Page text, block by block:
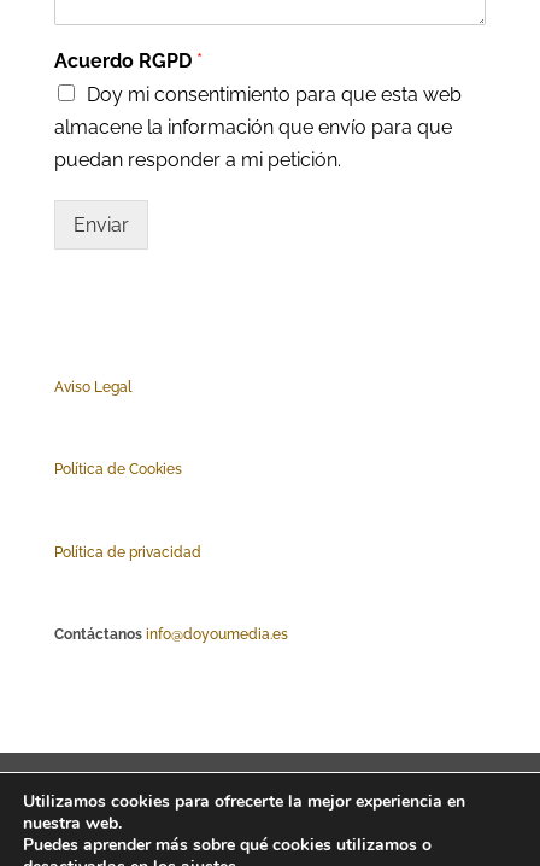
Acuerdo RGPD *
Doy mi consentimiento para que esta web
almacene la información que envío para que
puedan responder a mi petición.
Enviar
Aviso Legal
Política de Cookies
Política de privacidad
Contáctanos info@doyoumedia.es
Actualidad
Utilizamos cookies para ofrecerte la mejor experiencia en
nuestra web.
Puedes aprender más sobre qué cookies utilizamos o